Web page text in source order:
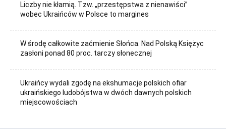
Liczby nie kłamią. Tzw. „przestępstwa z nienawiści”
wobec Ukraińców w Polsce to margines
W środę całkowite zaćmienie Słońca. Nad Polską Księżyc
zasłoni ponad 80 proc. tarczy słonecznej
Ukraińcy wydali zgodę na ekshumacje polskich ofiar
ukraińskiego ludobójstwa w dwóch dawnych polskich
miejscowościach